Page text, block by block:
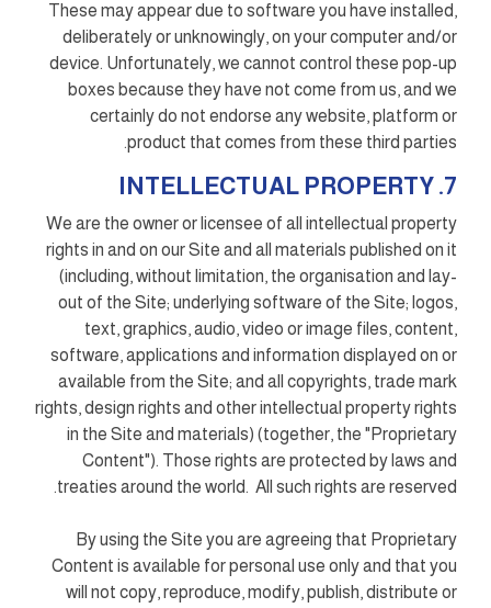
These may appear due to software you have installed,
deliberately or unknowingly, on your computer and/or
device. Unfortunately, we cannot control these pop-up
boxes because they have not come from us, and we
certainly do not endorse any website, platform or
product that comes from these third parties.
7. INTELLECTUAL PROPERTY
We are the owner or licensee of all intellectual property
rights in and on our Site and all materials published on it
(including, without limitation, the organisation and lay-
out of the Site; underlying software of the Site; logos,
text, graphics, audio, video or image files, content,
software, applications and information displayed on or
available from the Site; and all copyrights, trade mark
rights, design rights and other intellectual property rights
in the Site and materials) (together, the "Proprietary
Content"). Those rights are protected by laws and
treaties around the world. All such rights are reserved.
By using the Site you are agreeing that Proprietary
Content is available for personal use only and that you
will not copy, reproduce, modify, publish, distribute or